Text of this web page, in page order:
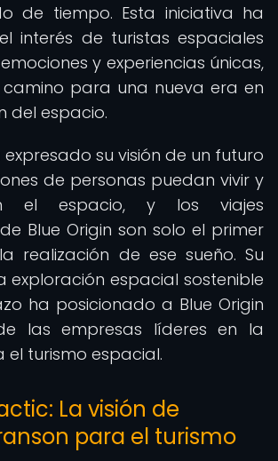
de tiempo. Esta iniciativa ha
interés de turistas espaciales
y experiencias únicas,
para una nueva era en
del espacio.
expresado su visión de un futuro
de personas puedan vivir y
el espacio, y los viajes
Blue Origin son solo el primer
realización de ese sueño. Su
exploración espacial sostenible
ha posicionado a Blue Origin
las empresas líderes en la
turismo espacial.
La visión de
para el turismo